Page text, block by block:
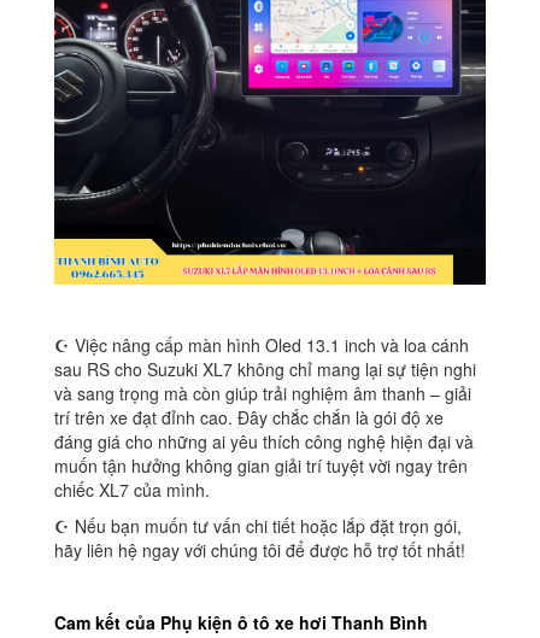
☪ Việc nâng cấp màn hình Oled 13.1 inch và loa cánh
sau RS cho Suzuki XL7 không chỉ mang lại sự tiện nghi
và sang trọng mà còn giúp trải nghiệm âm thanh – giải
trí trên xe đạt đỉnh cao. Đây chắc chắn là gói độ xe
đáng giá cho những ai yêu thích công nghệ hiện đại và
muốn tận hưởng không gian giải trí tuyệt vời ngay trên
chiếc XL7 của mình.
☪ Nếu bạn muốn tư vấn chi tiết hoặc lắp đặt trọn gói,
hãy liên hệ ngay với chúng tôi để được hỗ trợ tốt nhất!
Cam kết của Phụ kiện ô tô xe hơi Thanh Bình